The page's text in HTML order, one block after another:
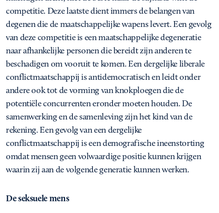
competitie. Deze laatste dient immers de belangen van
degenen die de maatschappelijke wapens levert. Een gevolg
van deze competitie is een maatschappelijke degeneratie
naar afhankelijke personen die bereidt zijn anderen te
beschadigen om vooruit te komen. Een dergelijke liberale
conflictmaatschappij is antidemocratisch en leidt onder
andere ook tot de vorming van knokploegen die de
potentiële concurrenten eronder moeten houden. De
samenwerking en de samenleving zijn het kind van de
rekening. Een gevolg van een dergelijke
conflictmaatschappij is een demografische ineenstorting
omdat mensen geen volwaardige positie kunnen krijgen
waarin zij aan de volgende generatie kunnen werken.
De seksuele mens